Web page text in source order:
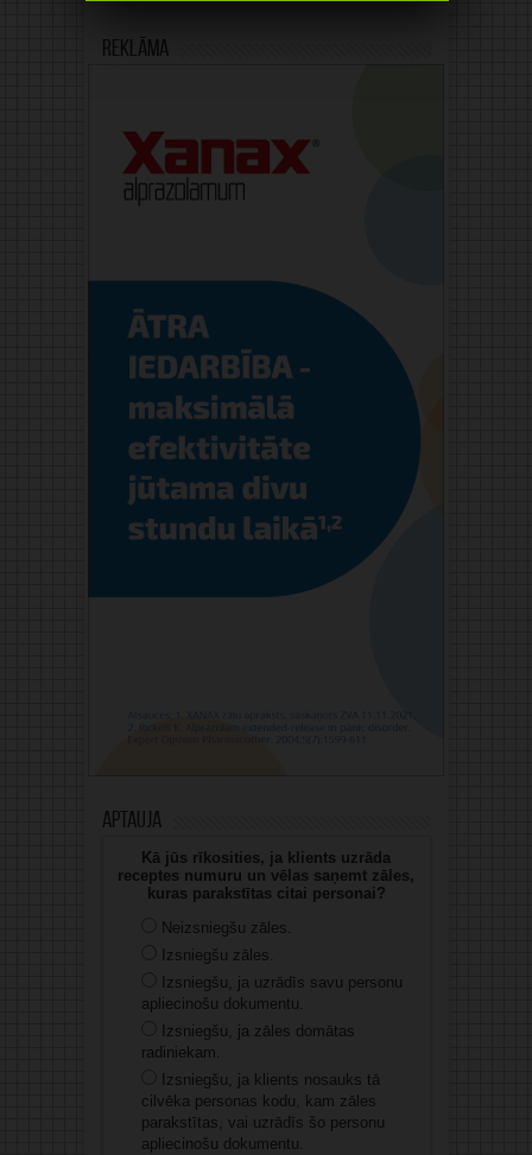
Reklāma
Aptauja
Kā jūs rīkosities, ja klients uzrāda
receptes numuru un vēlas saņemt zāles,
kuras parakstītas citai personai?
Neizsniegšu zāles.
Izsniegšu zāles.
Izsniegšu, ja uzrādīs savu personu
apliecinošu dokumentu.
Izsniegšu, ja zāles domātas
radiniekam.
Izsniegšu, ja klients nosauks tā
cilvēka personas kodu, kam zāles
parakstītas, vai uzrādīs šo personu
apliecinošu dokumentu.